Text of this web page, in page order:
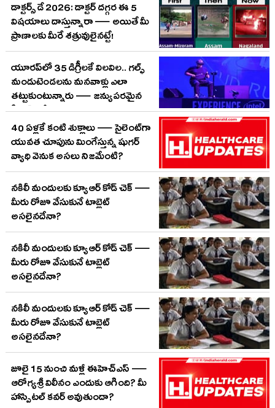
డాక్టర్స్ డే 2026: డాక్టర్ దగ్గర ఈ 5
విషయాలు దాస్తున్నారా — అయితే మీ
ప్రాణాలకు మీరే శత్రువులైనట్టే!
యూరప్‌లో 35 డిగ్రీలకే విలవిల.. గల్ఫ్
మండుటెండలను మనవాళ్లు ఎలా
తట్టుకుంటున్నారు — జన్యుపరమైన
సీక్రెట్ ఇదేనా?
40 ఏళ్లకే కంటి శుక్లాలు — సైలెంట్‌గా
యువత చూపును మింగేస్తున్న షుగర్
వ్యాధి వెనుక అసలు నిజమేంటి?
నకిలీ మందులకు క్యూఆర్ కోడ్ చెక్ —
మీరు రోజూ వేసుకునే టాబ్లెట్
అసలైనదేనా?
నకిలీ మందులకు క్యూఆర్ కోడ్ చెక్ —
మీరు రోజూ వేసుకునే టాబ్లెట్
అసలైనదేనా?
నకిలీ మందులకు క్యూఆర్ కోడ్ చెక్ —
మీరు రోజూ వేసుకునే టాబ్లెట్
అసలైనదేనా?
జూలై 15 నుంచి మళ్లీ ఈహెచ్‌ఎస్ —
ఆరోగ్యశ్రీ విలీనం ఎందుకు ఆగింది? మీ
హాస్పిటల్ కవర్ అవుతుందా?